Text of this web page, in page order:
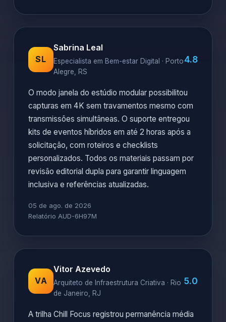
SL
Sabrina Leal
Especialista em Bem-estar Digital · Porto
Alegre, RS
4.8
O modo janela do estúdio modular possibilitou
capturas em 4K sem travamentos mesmo com
transmissões simultâneas. O suporte entregou
kits de eventos híbridos em até 2 horas após a
solicitação, com roteiros e checklists
personalizados. Todos os materiais passam por
revisão editorial dupla para garantir linguagem
inclusiva e referências atualizadas.
05 de ago. de 2026
Relatório AUD-6H97M
VA
Vitor Azevedo
Arquiteto de Infraestrutura Criativa · Rio
de Janeiro, RJ
5.0
A trilha Chill Focus registrou permanência média